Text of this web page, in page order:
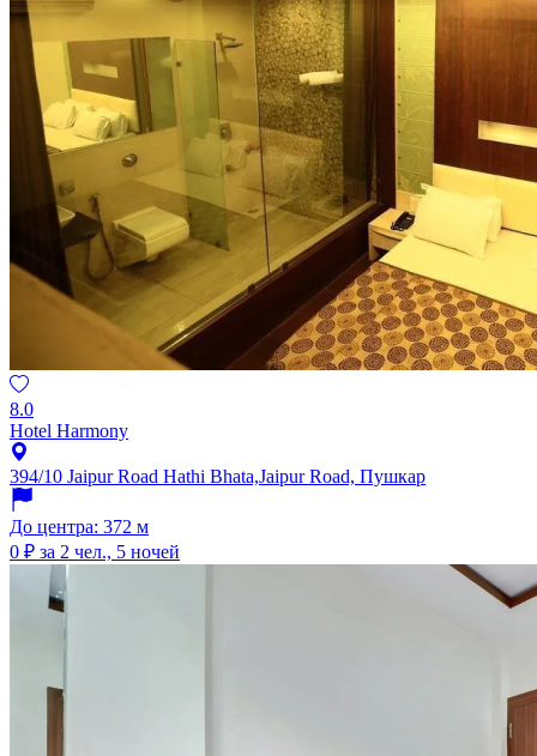
8.0
Hotel Harmony
394/10 Jaipur Road Hathi Bhata,Jaipur Road, Пушкар
До центра: 372 м
0 ₽ за 2 чел., 5 ночей